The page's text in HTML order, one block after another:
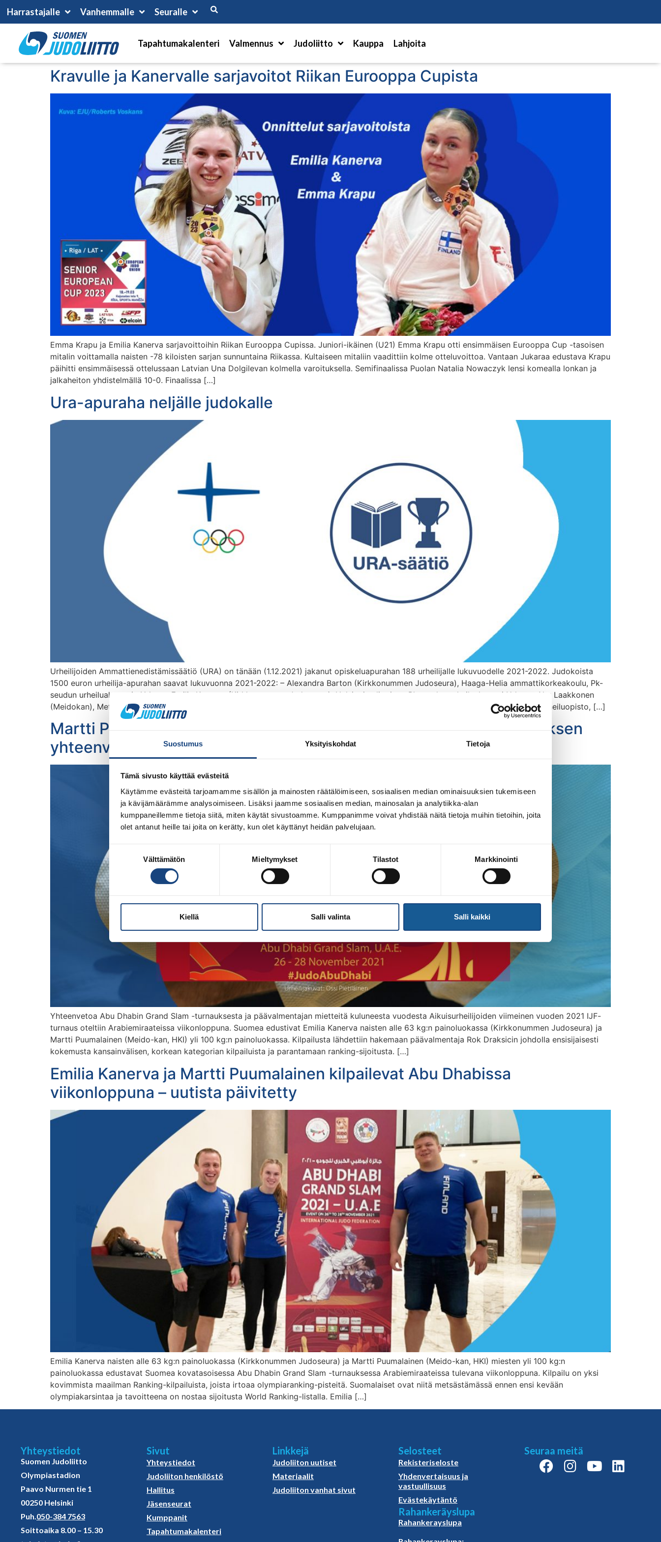
Suostumus Yksityiskohdat Tietoja
Tämä sivusto käyttää evästeitä
Käytämme evästeitä tarjoamamme sisällön ja mainosten räätälöimiseen, sosiaalisen median ominaisuuksien tukemiseen
ja kävijämäärämme analysoimiseen. Lisäksi jaamme sosiaalisen median, mainosalan ja analytiikka-alan
kumppaneillemme tietoja siitä, miten käytät sivustoamme. Kumppanimme voivat yhdistää näitä tietoja muihin tietoihin, joita
olet antanut heille tai joita on kerätty, kun olet käyttänyt heidän palvelujaan.
Suostumuksen
valinta
Välttämätön Mieltymykset Tilastot Markkinointi
Kiellä Salli valinta Salli kaikki
Harrastajalle Vanhemmalle Seuralle
Tapahtumakalenteri Valmennus Judoliitto Kauppa Lahjoita
Kravulle ja Kanervalle sarjavoitot Riikan Eurooppa Cupista
Emma Krapu ja Emilia Kanerva sarjavoittoihin Riikan Eurooppa Cupissa. Juniori-ikäinen (U21) Emma Krapu otti ensimmäisen Eurooppa Cup -tasoisen
mitalin voittamalla naisten -78 kiloisten sarjan sunnuntaina Riikassa. Kultaiseen mitaliin vaadittiin kolme otteluvoittoa. Vantaan Jukaraa edustava Krapu
päihitti ensimmäisessä ottelussaan Latvian Una Dolgilevan kolmella varoituksella. Semifinaalissa Puolan Natalia Nowaczyk lensi komealla lonkan ja
jalkaheiton yhdistelmällä 10-0. Finaalissa […]
Ura-apuraha neljälle judokalle
Urheilijoiden Ammattienedistämissäätiö (URA) on tänään (1.12.2021) jakanut opiskeluapurahan 188 urheilijalle lukuvuodelle 2021-2022. Judokoista
1500 euron urheilija-apurahan saavat lukuvuonna 2021-2022: – Alexandra Barton (Kirkkonummen Judoseura), Haaga-Helia ammattikorkeakoulu, Pk-
seudun urheiluakatemia Urhea – Emilia Kanerva (Kirkkonummen Judoseura), Helsingin yliopisto, Pk-seudun urheiluakatemi Urhea – Aku Laakkonen
(Meidokan), Metropolia ammattikorkeakoulu, Pk-seudun urheiluakatemia Urhea – Valtteri Olin (Voimailuseura Bodonos), Kisakallion Urheiluopisto, […]
Martti Puumalainen 7. Abu Dhabissa – vuoden viimeisen IJF-turnauksen
yhteenveto
Yhteenvetoa Abu Dhabin Grand Slam -turnauksesta ja päävalmentajan mietteitä kuluneesta vuodesta Aikuisurheilijoiden viimeinen vuoden 2021 IJF-
turnaus oteltiin Arabiemiraateissa viikonloppuna. Suomea edustivat Emilia Kanerva naisten alle 63 kg:n painoluokassa (Kirkkonummen Judoseura) ja
Martti Puumalainen (Meido-kan, HKI) yli 100 kg:n painoluokassa. Kilpailusta lähdettiin hakemaan päävalmentaja Rok Draksicin johdolla ensisijaisesti
kokemusta kansainvälisen, korkean kategorian kilpailuista ja parantamaan ranking-sijoitusta. […]
Emilia Kanerva ja Martti Puumalainen kilpailevat Abu Dhabissa
viikonloppuna – uutista päivitetty
Emilia Kanerva naisten alle 63 kg:n painoluokassa (Kirkkonummen Judoseura) ja Martti Puumalainen (Meido-kan, HKI) miesten yli 100 kg:n
painoluokassa edustavat Suomea kovatasoisessa Abu Dhabin Grand Slam -turnauksessa Arabiemiraateissa tulevana viikonloppuna. Kilpailu on yksi
kovimmista maailman Ranking-kilpailuista, joista irtoaa olympiaranking-pisteitä. Suomalaiset ovat niitä metsästämässä ennen ensi kevään
olympiakarsintaa ja tavoitteena on nostaa sijoitusta World Ranking-listalla. Emilia […]
Yhteystiedot
Suomen Judoliitto
Olympiastadion
Paavo Nurmen tie 1
00250 Helsinki
Puh.050-384 7563
Soittoaika 8.00 – 15.30
Sivut
Yhteystiedot
Judoliiton henkilöstö
Hallitus
Jäsenseurat
Kumppanit
Tapahtumakalenteri
Linkkejä
Judoliiton uutiset
Materiaalit
Judoliiton vanhat sivut
Selosteet
Rekisteriseloste
Yhdenvertaisuus ja
vastuullisuus
Evästekäytäntö
Rahankeräyslupa
Rahankerayslupa
Seuraa meitä